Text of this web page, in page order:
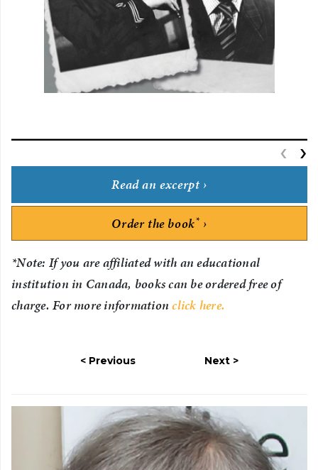
‹ ›
Read an excerpt
Order the book*
*Note: If you are affiliated with an educational
institution in Canada, books can be ordered free of
charge. For more informationclick here.
Previous Next